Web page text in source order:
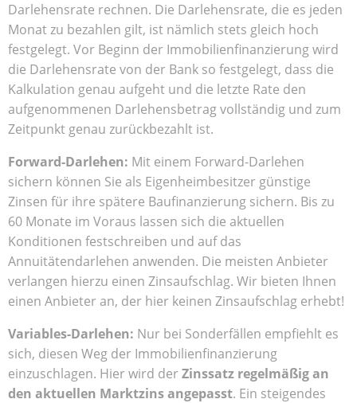
Darlehensrate rechnen. Die Darlehensrate, die es jeden
Monat zu bezahlen gilt, ist nämlich stets gleich hoch
festgelegt. Vor Beginn der Immobilienfinanzierung wird
die Darlehensrate von der Bank so festgelegt, dass die
Kalkulation genau aufgeht und die letzte Rate den
aufgenommenen Darlehensbetrag vollständig und zum
Zeitpunkt genau zurückbezahlt ist.
Forward-Darlehen: Mit einem Forward-Darlehen
sichern können Sie als Eigenheimbesitzer günstige
Zinsen für ihre spätere Baufinanzierung sichern. Bis zu
60 Monate im Voraus lassen sich die aktuellen
Konditionen festschreiben und auf das
Annuitätendarlehen anwenden. Die meisten Anbieter
verlangen hierzu einen Zinsaufschlag. Wir bieten Ihnen
einen Anbieter an, der hier keinen Zinsaufschlag erhebt!
Variables-Darlehen: Nur bei Sonderfällen empfiehlt es
sich, diesen Weg der Immobilienfinanzierung
einzuschlagen. Hier wird der Zinssatz regelmäßig an
den aktuellen Marktzins angepasst. Ein steigendes